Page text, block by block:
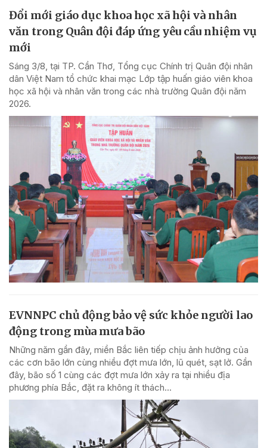
Đổi mới giáo dục khoa học xã hội và nhân
văn trong Quân đội đáp ứng yêu cầu nhiệm vụ
mới
Sáng 3/8, tại TP. Cần Thơ, Tổng cục Chính trị Quân đội nhân
dân Việt Nam tổ chức khai mạc Lớp tập huấn giáo viên khoa
học xã hội và nhân văn trong các nhà trường Quân đội năm
2026.
EVNNPC chủ động bảo vệ sức khỏe người lao
động trong mùa mưa bão
Những năm gần đây, miền Bắc liên tiếp chịu ảnh hưởng của
các cơn bão lớn cùng nhiều đợt mưa lớn, lũ quét, sạt lở. Gần
đây, bão số 1 cùng các đợt mưa lớn xảy ra tại nhiều địa
phương phía Bắc, đặt ra không ít thách...